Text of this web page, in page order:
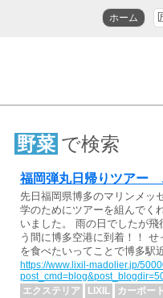
ホーム
野菜 で検索
福岡弾丸日帰りツアー
先日福岡県博多のマリンメッ
学のためにツアーを組んでく
いました。 雨の日でしたが
う間に博多空港に到着！！
を食べたいってことで博多駅
https://www.lixil-madolier.jp/
エクステリア
LIXIL カーポート